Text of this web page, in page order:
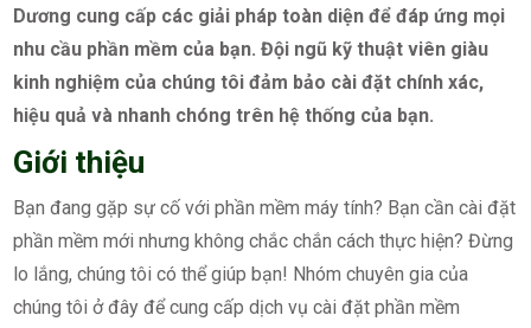
Dương cung cấp các giải pháp toàn diện để đáp ứng mọi
nhu cầu phần mềm của bạn. Đội ngũ kỹ thuật viên giàu
kinh nghiệm của chúng tôi đảm bảo cài đặt chính xác,
hiệu quả và nhanh chóng trên hệ thống của bạn.
Giới thiệu
Bạn đang gặp sự cố với phần mềm máy tính? Bạn cần cài đặt
phần mềm mới nhưng không chắc chắn cách thực hiện? Đừng
lo lắng, chúng tôi có thể giúp bạn! Nhóm chuyên gia của
chúng tôi ở đây để cung cấp dịch vụ cài đặt phần mềm